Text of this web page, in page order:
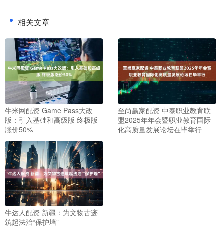
相关文章
牛米网配资 Game Pass大改
版：引入基础和高级版 终极版
涨价50%
至尚赢家配资 中泰职业教育联
盟2025年年会暨职业教育国际
化高质量发展论坛在毕举行
牛达人配资 新疆：为文物古迹
筑起法治“保护墙”